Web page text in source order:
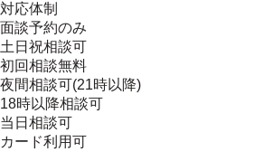
対応体制
面談予約のみ
土日祝相談可
初回相談無料
夜間相談可(21時以降)
18時以降相談可
当日相談可
カード利用可